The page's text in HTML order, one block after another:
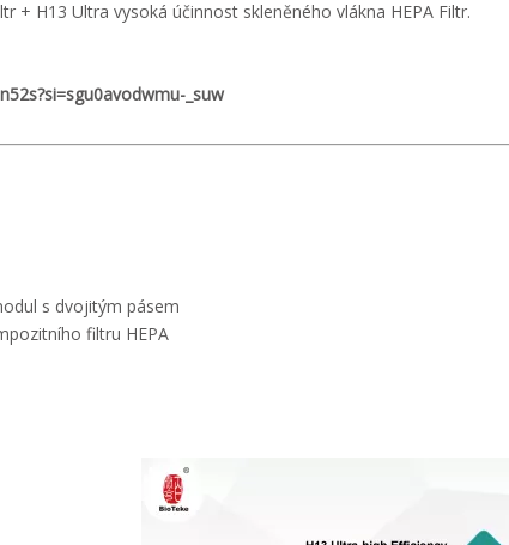
+ H13 Ultra vysoká účinnost skleněného vlákna HEPA Filtr.
_suw
s dvojitým pásem
filtru HEPA